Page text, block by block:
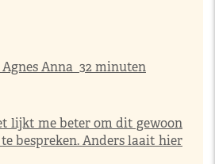
Agnes Anna 32 minuten
lijkt me beter om dit gewoon
bespreken. Anders laait hier